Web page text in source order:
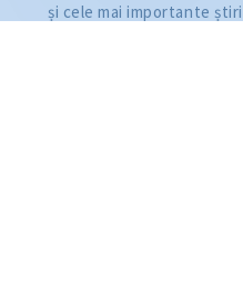
și cele mai importante